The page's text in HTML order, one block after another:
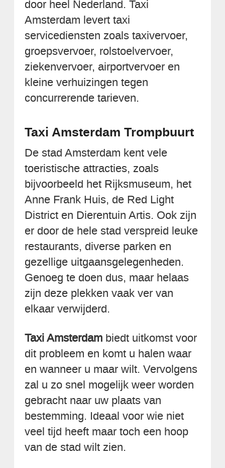
door heel Nederland. Taxi
Amsterdam levert taxi
servicediensten zoals taxivervoer,
groepsvervoer, rolstoelvervoer,
ziekenvervoer, airportvervoer en
kleine verhuizingen tegen
concurrerende tarieven.
Taxi Amsterdam Trompbuurt
De stad Amsterdam kent vele
toeristische attracties, zoals
bijvoorbeeld het Rijksmuseum, het
Anne Frank Huis, de Red Light
District en Dierentuin Artis. Ook zijn
er door de hele stad verspreid leuke
restaurants, diverse parken en
gezellige uitgaansgelegenheden.
Genoeg te doen dus, maar helaas
zijn deze plekken vaak ver van
elkaar verwijderd.
Taxi Amsterdam biedt uitkomst voor
dit probleem en komt u halen waar
en wanneer u maar wilt. Vervolgens
zal u zo snel mogelijk weer worden
gebracht naar uw plaats van
bestemming. Ideaal voor wie niet
veel tijd heeft maar toch een hoop
van de stad wilt zien.